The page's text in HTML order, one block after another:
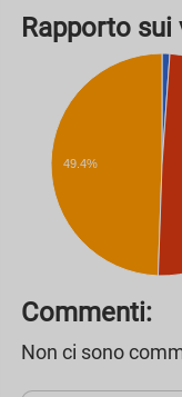
Rapporto
49.4%
Commenti:
Non ci sono